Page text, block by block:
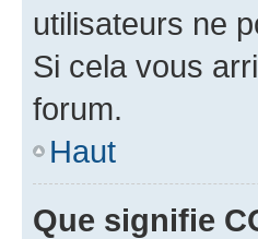
utilisateurs ne
Si cela vous
forum.
Haut
Que signifie